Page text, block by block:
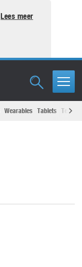
Lees meer
Wearables Tablets